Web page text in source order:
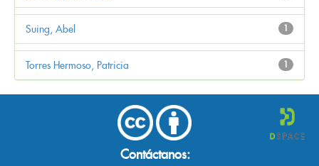
1
Suing, Abel
1
Torres Hermoso, Patricia
Contáctanos: